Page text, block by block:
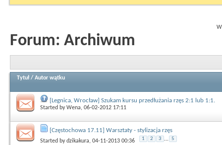
Forum: Archiwum
Tytuł / Autor wątku
[Legnica, Wrocław] Szukam kursu przedłużania rzęs 2:1 lub 1:1.
Started byWena, 06-02-2012 17:11
[Częstochowa 17.11] Warsztaty - stylizacja rzęs
Started bydzikakura, 04-11-2013 00:36 1 2 3 ... 5